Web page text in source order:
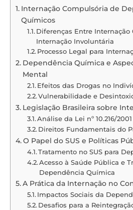
Internação Compulsória de
Químicos
Diferenças Entre Internação
Internação Involuntária
Processo Legal para
Dependência Química e
Mental
Efeitos das Drogas no
Vulnerabilidade e
Legislação Brasileira sobre
Análise da Lei nº 10.216/2001
Direitos Fundamentais do
O Papel do SUS e Políticas
Tratamento no SUS para
Acesso à Saúde Pública e
Dependência Química
A Prática da Internação no
Impactos Sociais da
Desafios para a